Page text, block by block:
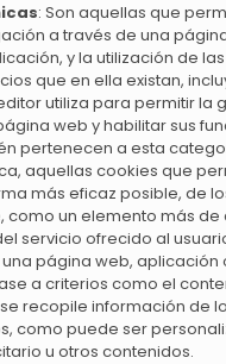
: Son aquellas que
a través de una
y la utilización de
que en ella existan,
utiliza para permitir la
web y habilitar sus
pertenecen a esta
aquellas cookies que
más eficaz posible, de
como un elemento más de
servicio ofrecido al
página web, aplicación
a criterios como el
recopile información de
como puede ser
u otros contenidos.